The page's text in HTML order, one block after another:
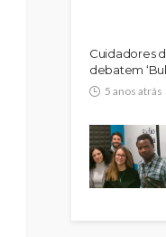
Cuidadores
debatem
5 anos atrás